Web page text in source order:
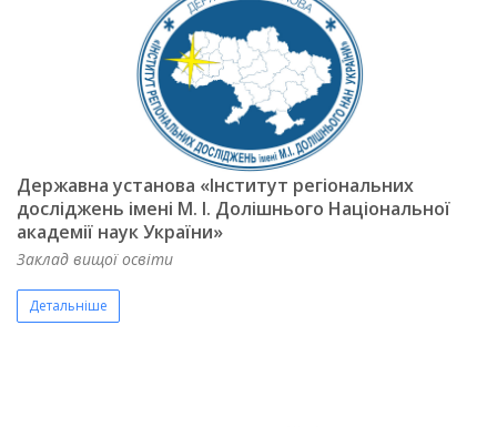
Державна установа «Інститут регіональних
досліджень імені М. І. Долішнього Національної
академії наук України»
Заклад вищої освіти
Детальніше